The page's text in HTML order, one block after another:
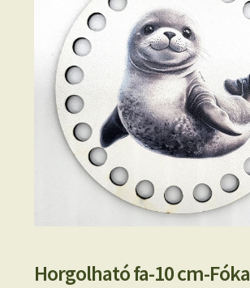
Horgolható fa-10 cm-Fóka